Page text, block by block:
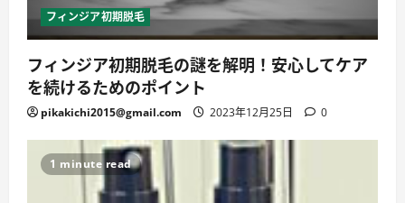
フィンジア初期脱毛
フィンジア初期脱毛の謎を解明！安心してケア
を続けるためのポイント
pikakichi2015@gmail.com 2023年12月25日 0
1 minute read